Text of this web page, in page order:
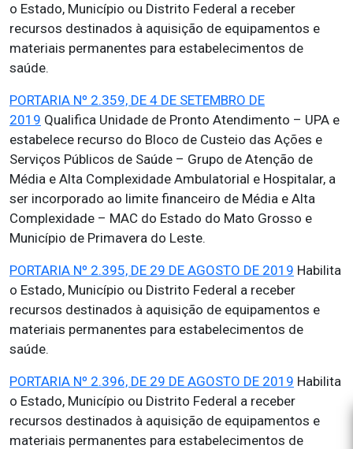
o Estado, Município ou Distrito Federal a receber
recursos destinados à aquisição de equipamentos e
materiais permanentes para estabelecimentos de
saúde.
PORTARIA Nº 2.359, DE 4 DE SETEMBRO DE
2019 Qualifica Unidade de Pronto Atendimento – UPA e
estabelece recurso do Bloco de Custeio das Ações e
Serviços Públicos de Saúde – Grupo de Atenção de
Média e Alta Complexidade Ambulatorial e Hospitalar, a
ser incorporado ao limite financeiro de Média e Alta
Complexidade – MAC do Estado do Mato Grosso e
Município de Primavera do Leste.
PORTARIA Nº 2.395, DE 29 DE AGOSTO DE 2019 Habilita
o Estado, Município ou Distrito Federal a receber
recursos destinados à aquisição de equipamentos e
materiais permanentes para estabelecimentos de
saúde.
PORTARIA Nº 2.396, DE 29 DE AGOSTO DE 2019 Habilita
o Estado, Município ou Distrito Federal a receber
recursos destinados à aquisição de equipamentos e
materiais permanentes para estabelecimentos de